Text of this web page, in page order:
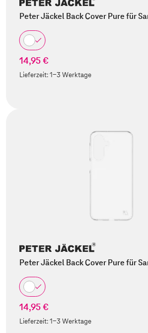
Peter Jäckel Back Cover Pure für
14,95 €
Lieferzeit:1-3 Werktage
Peter Jäckel Back Cover Pure für
14,95 €
Lieferzeit:1-3 Werktage